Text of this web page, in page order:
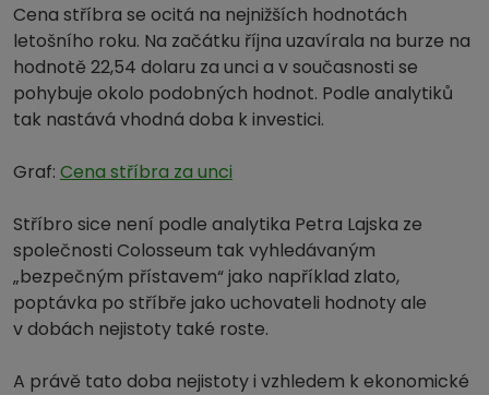
Cena stříbra se ocitá na nejnižších hodnotách
letošního roku. Na začátku října uzavírala na burze na
hodnotě 22,54 dolaru za unci a v současnosti se
pohybuje okolo podobných hodnot. Podle analytiků
tak nastává vhodná doba k investici.
Graf: Cena stříbra za unci
Stříbro sice není podle analytika Petra Lajska ze
společnosti Colosseum tak vyhledávaným
„bezpečným přístavem“ jako například zlato,
poptávka po stříbře jako uchovateli hodnoty ale
v dobách nejistoty také roste.
A právě tato doba nejistoty i vzhledem k ekonomické